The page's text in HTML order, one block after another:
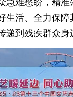
生活、全力保
到残疾群众身